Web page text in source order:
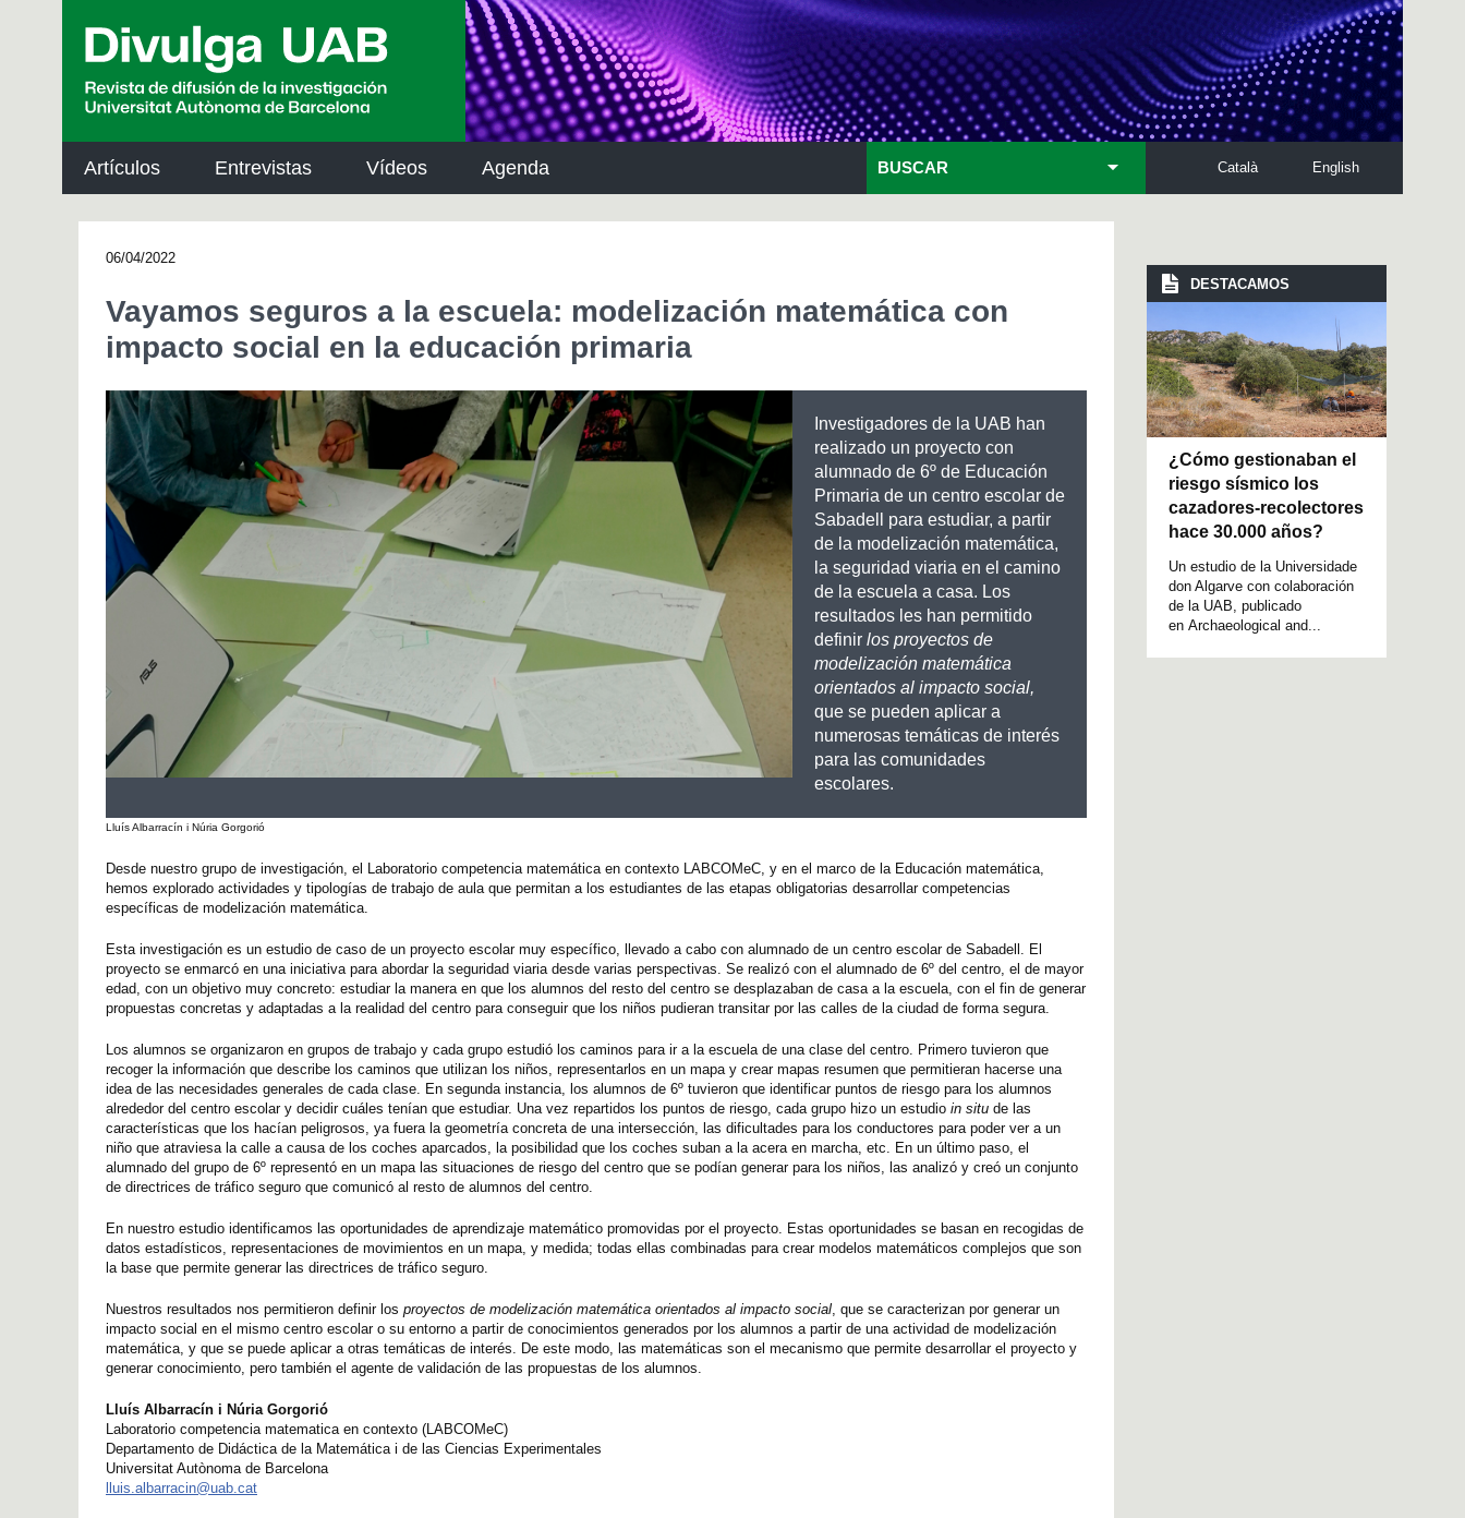
Artículos Entrevistas Vídeos Agenda English
Català
BUSCAR
06/04/2022
Vayamos seguros a la escuela: modelización matemática con
impacto social en la educación primaria
Investigadores de la UAB han
realizado un proyecto con
alumnado de 6º de Educación
Primaria de un centro escolar de
Sabadell para estudiar, a partir
de la modelización matemática,
la seguridad viaria en el camino
de la escuela a casa. Los
resultados les han permitido
definir los proyectos de
modelización matemática
orientados al impacto social,
que se pueden aplicar a
numerosas temáticas de interés
para las comunidades
escolares.
Lluís Albarracín i Núria Gorgorió
Desde nuestro grupo de investigación, el Laboratorio competencia matemática en contexto LABCOMeC, y en el marco de la Educación matemática,
hemos explorado actividades y tipologías de trabajo de aula que permitan a los estudiantes de las etapas obligatorias desarrollar competencias
específicas de modelización matemática.
Esta investigación es un estudio de caso de un proyecto escolar muy específico, llevado a cabo con alumnado de un centro escolar de Sabadell. El
proyecto se enmarcó en una iniciativa para abordar la seguridad viaria desde varias perspectivas. Se realizó con el alumnado de 6º del centro, el de mayor
edad, con un objetivo muy concreto: estudiar la manera en que los alumnos del resto del centro se desplazaban de casa a la escuela, con el fin de generar
propuestas concretas y adaptadas a la realidad del centro para conseguir que los niños pudieran transitar por las calles de la ciudad de forma segura.
Los alumnos se organizaron en grupos de trabajo y cada grupo estudió los caminos para ir a la escuela de una clase del centro. Primero tuvieron que
recoger la información que describe los caminos que utilizan los niños, representarlos en un mapa y crear mapas resumen que permitieran hacerse una
idea de las necesidades generales de cada clase. En segunda instancia, los alumnos de 6º tuvieron que identificar puntos de riesgo para los alumnos
alrededor del centro escolar y decidir cuáles tenían que estudiar. Una vez repartidos los puntos de riesgo, cada grupo hizo un estudio in situ de las
características que los hacían peligrosos, ya fuera la geometría concreta de una intersección, las dificultades para los conductores para poder ver a un
niño que atraviesa la calle a causa de los coches aparcados, la posibilidad que los coches suban a la acera en marcha, etc. En un último paso, el
alumnado del grupo de 6º representó en un mapa las situaciones de riesgo del centro que se podían generar para los niños, las analizó y creó un conjunto
de directrices de tráfico seguro que comunicó al resto de alumnos del centro.
En nuestro estudio identificamos las oportunidades de aprendizaje matemático promovidas por el proyecto. Estas oportunidades se basan en recogidas de
datos estadísticos, representaciones de movimientos en un mapa, y medida; todas ellas combinadas para crear modelos matemáticos complejos que son
la base que permite generar las directrices de tráfico seguro.
Nuestros resultados nos permitieron definir los proyectos de modelización matemática orientados al impacto social, que se caracterizan por generar un
impacto social en el mismo centro escolar o su entorno a partir de conocimientos generados por los alumnos a partir de una actividad de modelización
matemática, y que se puede aplicar a otras temáticas de interés. De este modo, las matemáticas son el mecanismo que permite desarrollar el proyecto y
generar conocimiento, pero también el agente de validación de las propuestas de los alumnos.
Lluís Albarracín i Núria Gorgorió
Laboratorio competencia matematica en contexto (LABCOMeC)
Departamento de Didáctica de la Matemática i de las Ciencias Experimentales
Universitat Autònoma de Barcelona
lluis.albarracin@uab.cat
DESTACAMOS
¿Cómo gestionaban el
riesgo sísmico los
cazadores-recolectores
hace 30.000 años?
Un estudio de la Universidade
don Algarve con colaboración
de la UAB, publicado
en Archaeological and...